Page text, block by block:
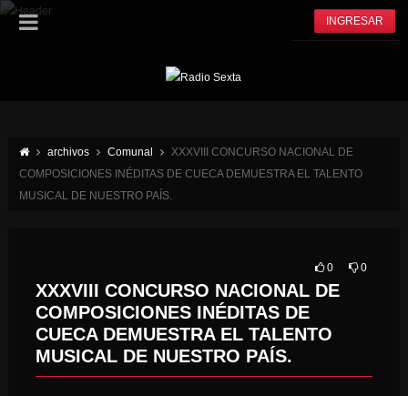
INGRESAR
archivos Comunal
XXXVIII CONCURSO NACIONAL DE
COMPOSICIONES INÉDITAS DE CUECA DEMUESTRA EL TALENTO
MUSICAL DE NUESTRO PAÍS.
0 0
XXXVIII CONCURSO NACIONAL DE
COMPOSICIONES INÉDITAS DE
CUECA DEMUESTRA EL TALENTO
MUSICAL DE NUESTRO PAÍS.